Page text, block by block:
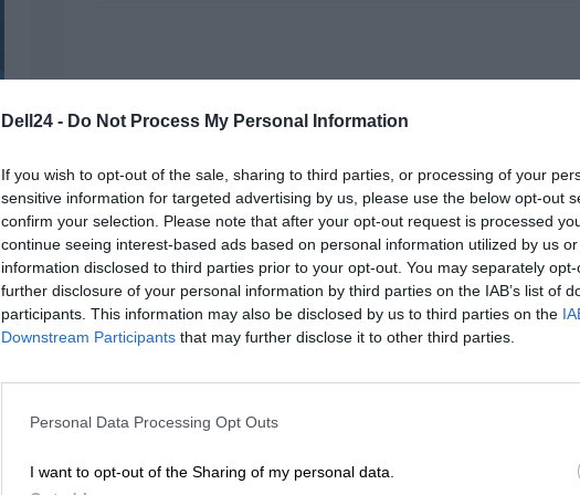
Dell24 - Do Not Process My Personal Information
If you wish to opt-out of the sale, sharing to third parties, or processing of your
sensitive information for targeted advertising by us, please use the below opt-out
confirm your selection. Please note that after your opt-out request is processed
continue seeing interest-based ads based on personal information utilized by us
information disclosed to third parties prior to your opt-out. You may separately
further disclosure of your personal information by third parties on the IAB’s list of
participants. This information may also be disclosed by us to third parties on the
Downstream Participants that may further disclose it to other third parties.
Personal Data Processing Opt Outs
I want to opt-out of the Sharing of my personal data.
- przeznaczona dla średniej wielkości
funkcjonalności, takie jak wirtualizacja, zdalny dostęp, sieć i
Edycja Datacenter - przeznaczona jest dla dużych
maszyn i zapewniając skalowalność oraz wydajność na najwyższym
Edycja Essentials
- przeznaczona dla małych firm z
obsłudze platformę serwerową, w której skład wchodzi
plików i drukarek, a także zdalny dostęp.
Dodatkowo, istnieją także specjalne edycje systemu Windows
Server oraz Windows Server IoT (Internet of Things), które oferują
do potrzeb danego zastosowania lub branży.
Licencje dostępowe Microsoft CAL
Opis produktu
Microsoft Windows Server 2025 Standard oferuje
potrzebach rozwijających się firm. Kompleksowy zestaw
zadania związane z zarządzaniem. Ta licencja na
optymalizację operacji przy jednoczesnym zachowaniu
2025 Standard Edition umożliwia wydajne zarządzanie
wirtualnymi, zapewniając niezawodną podstawę dla